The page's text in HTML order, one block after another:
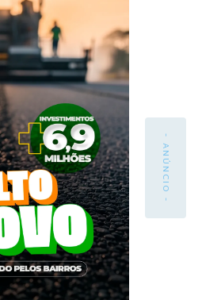
- ANÚNCIO -